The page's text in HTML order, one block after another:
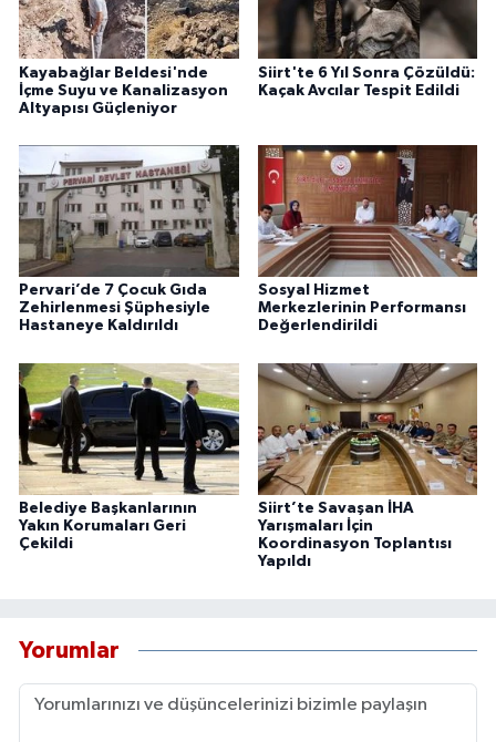
Kayabağlar Beldesi'nde
İçme Suyu ve Kanalizasyon
Altyapısı Güçleniyor
Siirt'te 6 Yıl Sonra Çözüldü:
Kaçak Avcılar Tespit Edildi
Pervari’de 7 Çocuk Gıda
Zehirlenmesi Şüphesiyle
Hastaneye Kaldırıldı
Sosyal Hizmet
Merkezlerinin Performansı
Değerlendirildi
Belediye Başkanlarının
Yakın Korumaları Geri
Çekildi
Siirt’te Savaşan İHA
Yarışmaları İçin
Koordinasyon Toplantısı
Yapıldı
Yorumlar